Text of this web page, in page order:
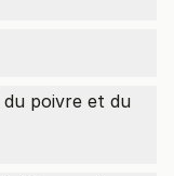
du poivre et du